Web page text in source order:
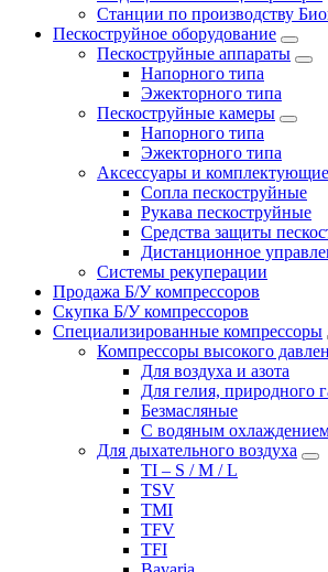
Станции по производству
Пескоструйное оборудование
Пескоструйные аппараты
Напорного типа
Эжекторного типа
Пескоструйные камеры
Напорного типа
Эжекторного типа
Аксессуары и комплектующие
Сопла пескоструйные
Рукава пескоструйные
Средства защиты
Дистанционное
Системы рекуперации
Продажа Б/У компрессоров
Скупка Б/У компрессоров
Специализированные компрессоры
Компрессоры высокого
Для воздуха и азота
Для гелия, природного
Безмасляные
С водяным
Для дыхательного воздуха
TI – S / M / L
TSV
TMI
TFV
TFI